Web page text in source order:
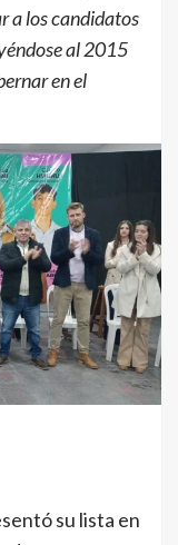
a los candidatos
al 2015
en el
su lista en